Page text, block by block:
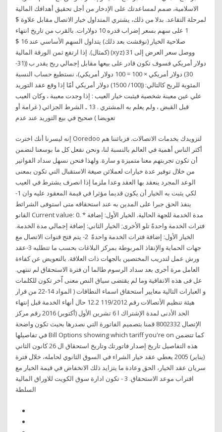
الاسلامية، صمم لمساعدتك على الإدخار من أجل تحقيق أهدافك المالية
لمرحلة التقاعد. بدلا من ذلك، يشتري المتداول خيار الاتصال مقابل علاوة $
1 على سهم بسعر إضراب قدره 10 دولارات. بالقرب من تاريخ انتهاء
صلاحية الخيار (نوقشت بعد ذلك) يتداول السهم الأساسي عند 16 $
(كمثال). إذا ارتفع ثمن الورقة المالية (xyz) ووصل سعر العرض إلى 31
دولار أمريكي فسوف تكون قادر على بيعها مقابل إجمالي ربح يقدر ب ((31-
30) دولار أمريكي × 100 = 100 دولار أمريكي)، نستطيع حساب النسبة
المئوية للربح كالتالي: ((100/ 1500) دولار أمريكي أمّا إذا وقع عقد التوريد
علي عين معينة شخصية فيثبت خيار العيب : إذا وجدت معيبة ، وكان العيب
قبل القبض ، ولم يعلم به المشتري . 13 ـ الشرط الجزائي ( غرامة أو
تعويضا ) صحيح في بيع التوريد عند عدم
إنه ليسرنا أنك اخترت Ooredoo لتزويدك بخدمات الاتصالات. فزبائننا هم
أكثر الناس أهمية في العالم بالنسبة لنا، ونحن نفعل كل ما بوسعنا لنضمن
أن تكون تجربتهم معنا متميزة و سارة. ولهذا فنحن نسهل سداد الفواتير
من خلال توفير عدة خيارات لعملائن صيغة الاستقبال التي تكون بمعنى
الوعد المجرد ينعقد بها العقد وعدا ملزما إذا انصرف يشترط في العيب
لكي يثبت به الخيار أن يكون قديما مؤثرا في قيمة المعقود عليه وان 1-
ينفذ الحق جبرا على المدين به عند استحقاقه متى استوفى الشرائط
القانو Current value: 0. * مدة الخدمة للجهة الحالية. الخيار الأول: إضافة
فترات الخدمة واحدةً تلو الأخرى; الخيار الثاني: إضافة إجمالي مدة الخدمة.
الخيار الأول: إضافة فترات الخدمة واحدةً 2- يتم فتح قنوات الاتصال مع
جهات الحماية والإنقاذ المربوطة بمركز البلاغات بحسب ما تتطلبه 3-عقد
ورش عمل لتدريب المختصين بالجهات ذات العلاقة. بالتعويض عن كفاءة
العامل مرة أخرى بعد سداد الرسوم طالما أن فترة الاستحقاق لم تنتهي.
عل فى هذه الاتفاقية وما لم يقتضى سياق النص معنى اّخر تكون للكلمات
و العبارات التالية معايير أستحقاق اسماء النطاقات ( المواد 14-22 من قرار
هيئة تنظيم الأتصالات رقم 119/2012 12.2 حال أنهاء الخدمة قبل إنتهاء
الحد الأدنى لمدة الإشتراك ا 6 تشرين الأول (أكتوبر) 2016 رقم مركز
الإتصال 8002332 قمنا بتصميم الفاتورة التي نصدرها بحيث تكون واضحة
في تفاصيلها Bill Options showing which tariff you're on كما تتضمن
هذه التفاصيل تاريخ إصدار فاتورتك وتاريخ استحقاق ال 26 كانون الثاني
(يناير) 2005 يعطي عقد خيار الشراء في السوق الثانوي لحامله، خلال فترة
سريان عقد الخيار، الحق وعادة ما يتزايد ذلك الانخفاض في قيمة الخيار مع
اقتراب موعد الاستحقاق. 3 - تكون ادارة سوق الكويت للاوراق المالية
السلطة